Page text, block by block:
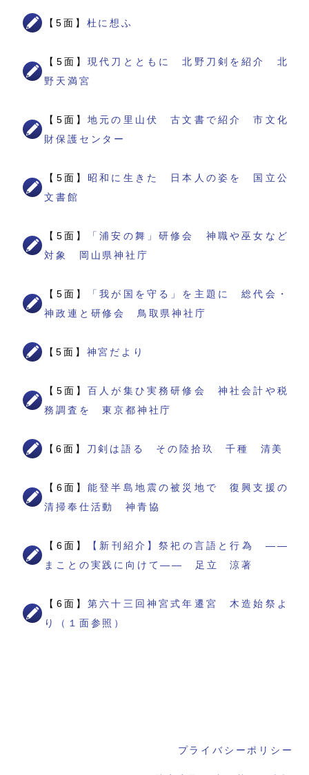
【5面】 杜に想ふ
【5面】現代刀とともに 北野刀剣を紹介 北
野天満宮
【5面】地元の里山伏 古文書で紹介 市文化
財保護センター
【5面】 昭和に生きた 日本人の姿を 国立公
文書館
【5面】
「浦安の舞」研修会 神職や巫女など
対象 岡山県神社庁
【5面】
「我が国を守る」を主題に 総代会・
神政連と研修会 鳥取県神社庁
【5面】 神宮だより
【5面】百人が集ひ実務研修会 神社会計や税
務調査を 東京都神社庁
【6面】 刀剣は語る その陸拾玖 千種 清美
【6面】能登半島地震の被災地で 復興支援の
清掃奉仕活動 神青協
【6面】
【新刊紹介】祭祀の言語と行為 ――
まことの実践に向けて―― 足立 涼著
【6面】第六十三回神宮式年遷宮 木造始祭よ
り（１面参照）
プライバシーポリシー